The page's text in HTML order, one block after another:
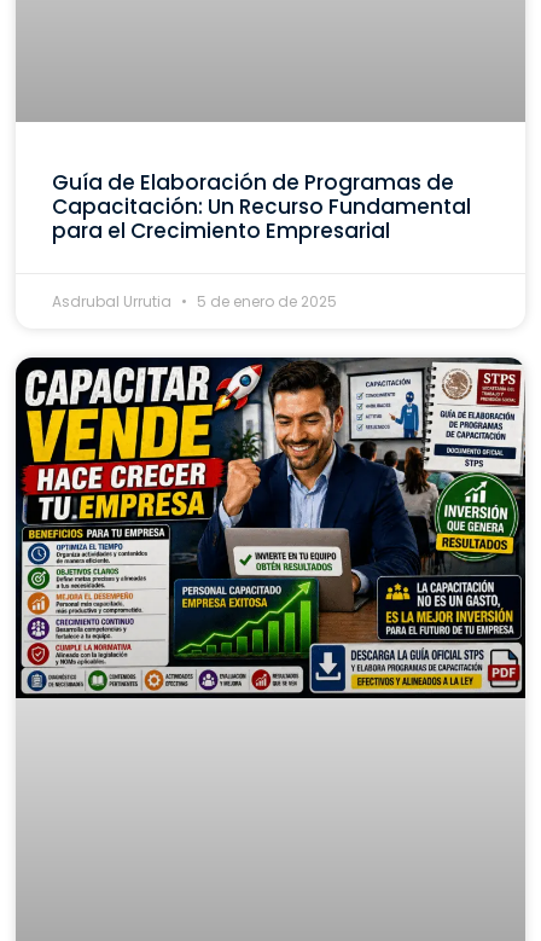
Guía de Elaboración de Programas de
Capacitación: Un Recurso Fundamental
para el Crecimiento Empresarial
Asdrubal Urrutia 5 de enero de 2025